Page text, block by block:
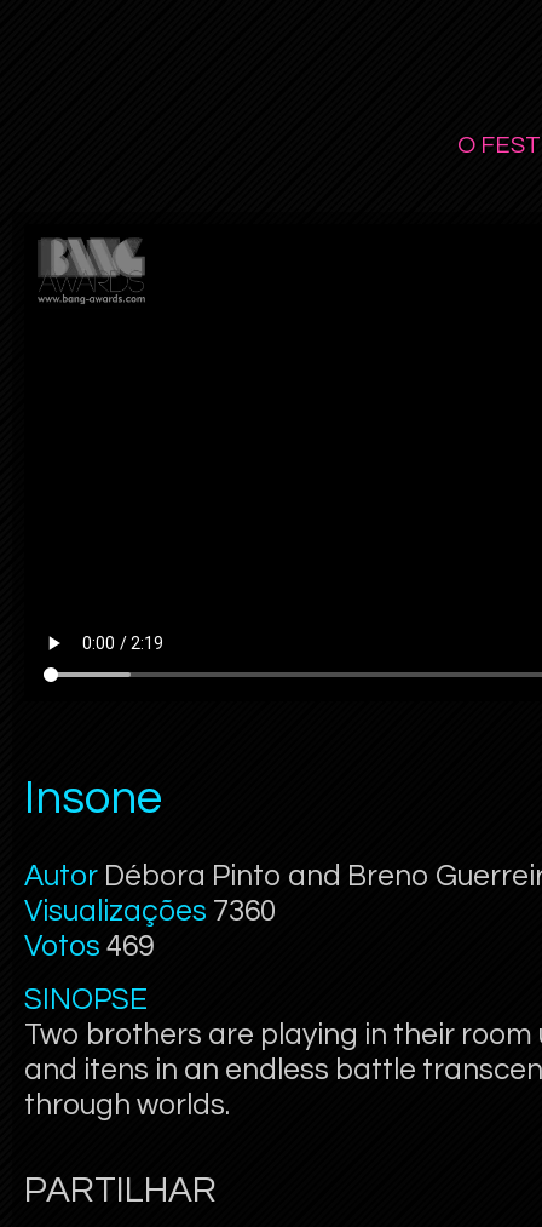
O
Insone
Autor Débora Pinto and Breno
Visualizações 7360
Votos 469
SINOPSE
Two brothers are playing in their
and itens in an endless battle
through worlds.
PARTILHAR